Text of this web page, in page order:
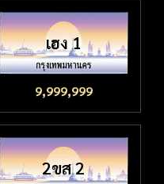
เฮง 1
9,999,999
2ขส 2